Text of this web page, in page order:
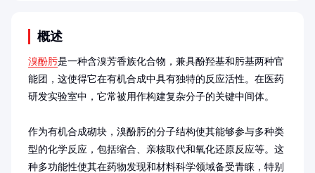
概述
溴酚肟是一种含溴芳香族化合物，兼具酚羟基和肟基两种官
能团，这使得它在有机合成中具有独特的反应活性。在医药
研发实验室中，它常被用作构建复杂分子的关键中间体。
作为有机合成砌块，溴酚肟的分子结构使其能够参与多种类
型的化学反应，包括缩合、亲核取代和氧化还原反应等。这
种多功能性使其在药物发现和材料科学领域备受青睐，特别